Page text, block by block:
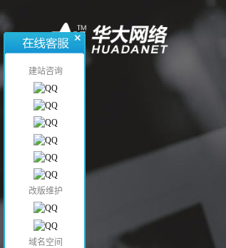
建站咨询
改版维护
域名空间